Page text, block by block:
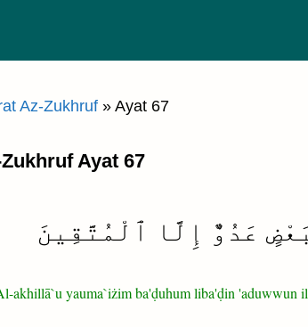
Az-Zukhruf » Ayat 67
Ayat 67
عَدُوٌّ إِلَّا ٱلْمُتَّقِينَ
akhillā`u yauma`iżim ba'ḍuhum liba'ḍin 'aduwwun